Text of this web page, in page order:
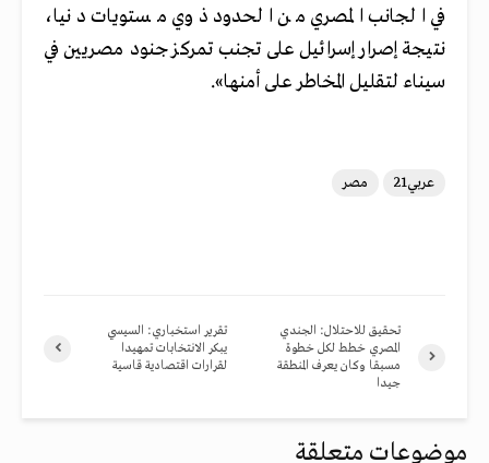
في الجانب المصري من الحدود ذوي مستويات دنيا،
نتيجة إصرار إسرائيل على تجنب تمركز جنود مصريين في
سيناء لتقليل المخاطر على أمنها».
عربي21 مصر
تقرير استخباري: السيسي
يبكر الانتخابات تمهيدا
لقرارات اقتصادية قاسية
تحقيق للاحتلال: الجندي
المصري خطط لكل خطوة
مسبقا وكان يعرف المنطقة
جيدا
موضوعات متعلقة